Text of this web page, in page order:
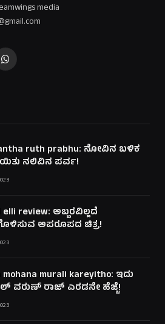
media
WhatsApp
ruth prabhu: ನೋವಿನ ಬಳಿಕ
ನಲಿವಿನ ಪರ್ವ!
elli review: ಅಬ್ಬರವಿಲ್ಲದೆ
ಅಪರೂಪದ ಚಿತ್ರ!
mohana murali kareyitho: ಇದು
ವರುಣ್ ರಾಜ್ ಎರಡನೇ ಹೆಜ್ಜೆ!